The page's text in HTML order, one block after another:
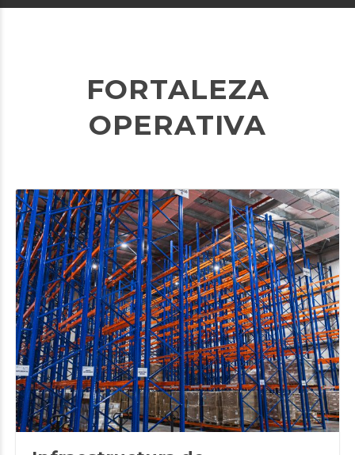
FORTALEZA
OPERATIVA